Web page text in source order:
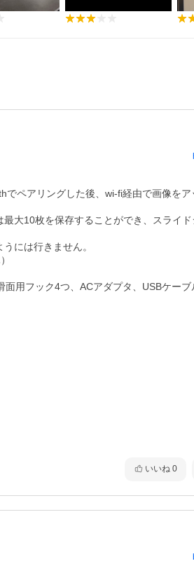
でペアリングした後、wi-fi経由で画像をア
大10枚を保存することができ、スライ
には行きません。
用フック4つ、ACアダプタ、USBケーブ
いいね 0